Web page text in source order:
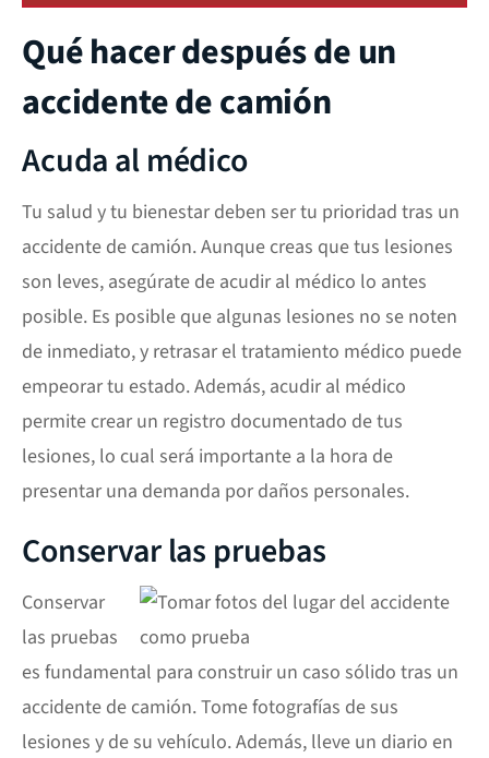
Qué hacer después de un
accidente de camión
Acuda al médico
Tu salud y tu bienestar deben ser tu prioridad tras un
accidente de camión. Aunque creas que tus lesiones
son leves, asegúrate de acudir al médico lo antes
posible. Es posible que algunas lesiones no se noten
de inmediato, y retrasar el tratamiento médico puede
empeorar tu estado. Además, acudir al médico
permite crear un registro documentado de tus
lesiones, lo cual será importante a la hora de
presentar una demanda por daños personales.
Conservar las pruebas
Conservar
las pruebas
es fundamental para construir un caso sólido tras un
accidente de camión. Tome fotografías de sus
lesiones y de su vehículo. Además, lleve un diario en